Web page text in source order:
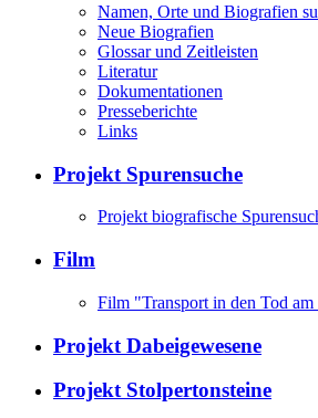
Namen, Orte und Biografien
Neue Biografien
Glossar und Zeitleisten
Literatur
Dokumentationen
Presseberichte
Links
Projekt Spurensuche
Projekt biografische
Film
Film "Transport in den Tod
Projekt Dabeigewesene
Projekt Stolpertonsteine